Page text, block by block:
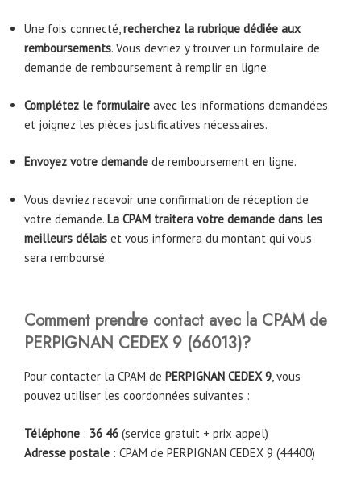
Une fois connecté,recherchez la rubrique dédiée aux
remboursements. Vous devriez y trouver un formulaire de
demande de remboursement à remplir en ligne.
Complétez le formulaire avec les informations demandées
et joignez les pièces justificatives nécessaires.
Envoyez votre demande de remboursement en ligne.
Vous devriez recevoir une confirmation de réception de
votre demande. La CPAM traitera votre demande dans les
meilleurs délais et vous informera du montant qui vous
sera remboursé.
Comment prendre contact avec la CPAM de
PERPIGNAN CEDEX 9 (66013)?
Pour contacter la CPAM de PERPIGNAN CEDEX 9, vous
pouvez utiliser les coordonnées suivantes :
Téléphone : 36 46 (service gratuit + prix appel)
Adresse postale : CPAM de PERPIGNAN CEDEX 9 (44400)